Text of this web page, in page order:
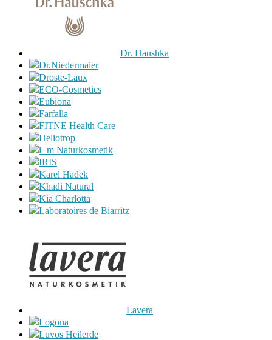
Dr. Haushka
Dr.Niedermaier
Droste-Laux
ECO-Cosmetics
Eubiona
Farfalla
FITNE Health Care
Heliotrop
i+m Naturkosmetik
IRIS
Karel Hadek
Khadi Natural
Kia Charlotta
Laboratoires de Biarritz
Lavera
Logona
Luvos Heilerde